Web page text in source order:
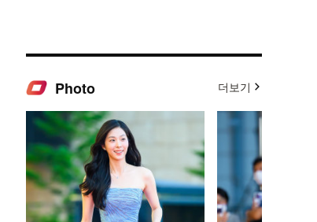
Photo 더보기